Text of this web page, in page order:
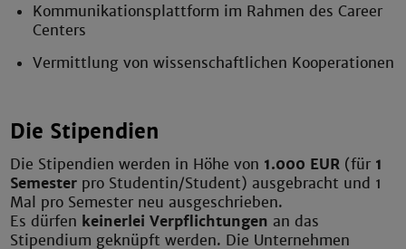
Kommunikationsplattform im Rahmen des Career
Centers
Vermittlung von wissenschaftlichen Kooperationen
Die Stipendien
Die Stipendien werden in Höhe von 1.000 EUR (für 1
Semester pro Studentin/Student) ausgebracht und 1
Mal pro Semester neu ausgeschrieben.
Es dürfen keinerlei Verpflichtungen an das
Stipendium geknüpft werden. Die Unternehmen